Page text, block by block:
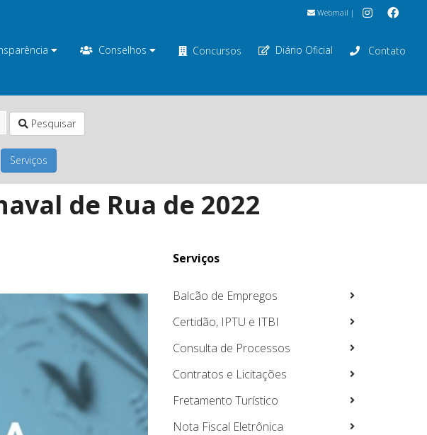
Webmail |
Conselhos Concursos Diário Oficial Contato
Pesquisar
Serviços
de Rua de 2022
Serviços
Balcão de Empregos
Certidão, IPTU e ITBI
Consulta de Processos
Contratos e Licitações
Fretamento Turístico
Nota Fiscal Eletrônica